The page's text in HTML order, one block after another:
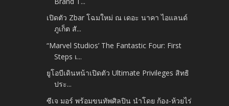
เปิดตัว Zbar โฉมใหม่ ณ เดอะ นาคา ไอแลนด์
ภูเก็ต สั...
“Marvel Studios’ The Fantastic Four: First
Steps เ...
ยูโอบีเดินหน้าเปิดตัว Ultimate Privileges สิทธิ
ประ...
ซีเจ มอร์ พร้อมขนทัพศิลปิน นำโดย ก้อง-ห้วยไร่